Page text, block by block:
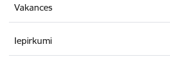
Vakances
Iepirkumi